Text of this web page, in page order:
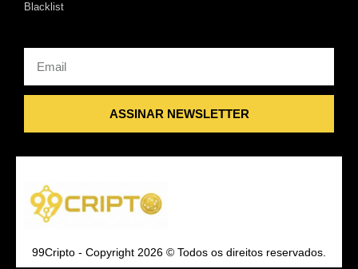
Blacklist
ASSINAR NEWSLETTER
99Cripto - Copyright 2026 © Todos os direitos reservados.